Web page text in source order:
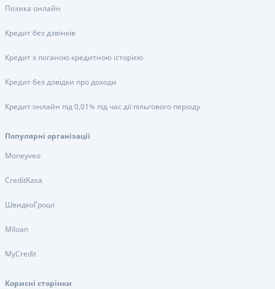
Позика онлайн
Кредит без дзвінків
Кредит з поганою кредитною історією
Кредит без довідки про доходи
Кредит онлайн під 0,01% під час дії пільгового періоду
Популярні організації
Moneyveo
CreditKasa
ШвидкоГроші
Miloan
MyCredit
Корисні сторінки